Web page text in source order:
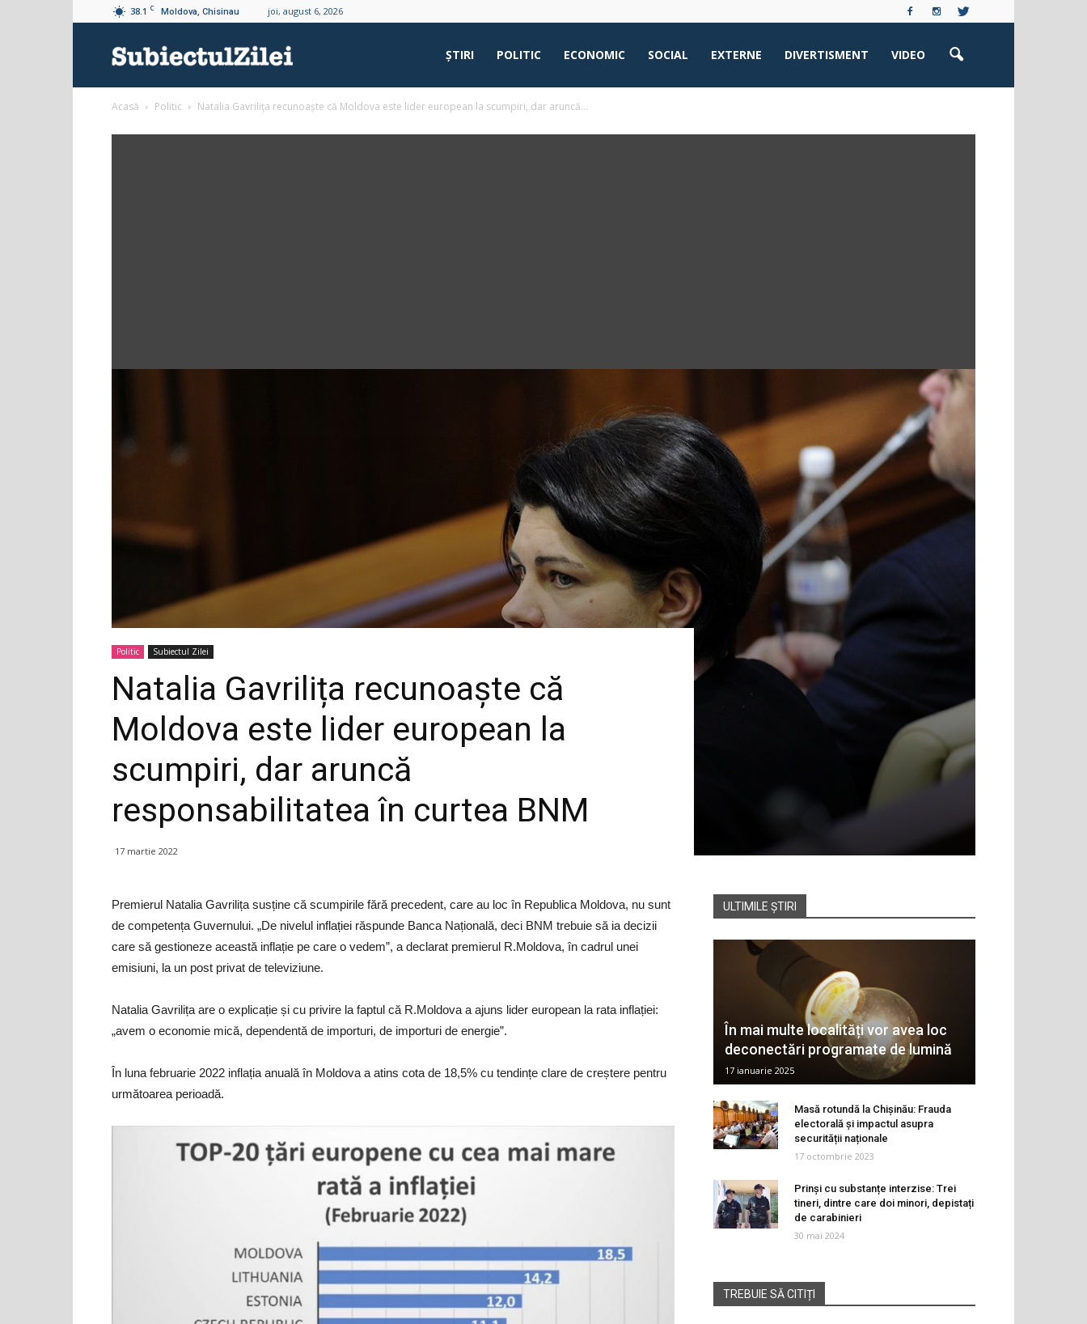
38.1 C Moldova, Chisinau joi, august 6, 2026
ŞTIRI POLITIC ECONOMIC SOCIAL EXTERNE DIVERTISMENT VIDEO
Acasă Politic Natalia Gavrilița recunoaște că Moldova este lider european la scumpiri, dar aruncă...
Politic Subiectul Zilei
Natalia Gavrilița recunoaște că
Moldova este lider european la
scumpiri, dar aruncă
responsabilitatea în curtea BNM
17 martie 2022
Premierul Natalia Gavrilița susține că scumpirile fără precedent, care au loc în Republica Moldova, nu sunt
de competența Guvernului. „De nivelul inflației răspunde Banca Națională, deci BNM trebuie să ia decizii
care să gestioneze această inflație pe care o vedem”, a declarat premierul R.Moldova, în cadrul unei
emisiuni, la un post privat de televiziune.
Natalia Gavrilița are o explicație și cu privire la faptul că R.Moldova a ajuns lider european la rata inflației:
„avem o economie mică, dependentă de importuri, de importuri de energie”.
În luna februarie 2022 inflația anuală în Moldova a atins cota de 18,5% cu tendințe clare de creștere pentru
următoarea perioadă.
ULTIMILE ȘTIRI
În mai multe localități vor avea loc
deconectări programate de lumină
17 ianuarie 2025
Masă rotundă la Chișinău: Frauda
electorală și impactul asupra
securității naționale
17 octombrie 2023
Prinși cu substanțe interzise: Trei
tineri, dintre care doi minori, depistați
de carabinieri
30 mai 2024
TREBUIE SĂ CITIȚI